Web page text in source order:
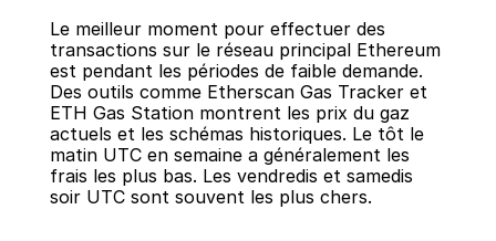
Le meilleur moment pour effectuer des
transactions sur le réseau principal Ethereum
est pendant les périodes de faible demande.
Des outils comme Etherscan Gas Tracker et
ETH Gas Station montrent les prix du gaz
actuels et les schémas historiques. Le tôt le
matin UTC en semaine a généralement les
frais les plus bas. Les vendredis et samedis
soir UTC sont souvent les plus chers.